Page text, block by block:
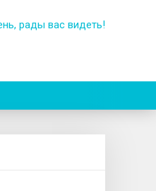
рады вас видеть!